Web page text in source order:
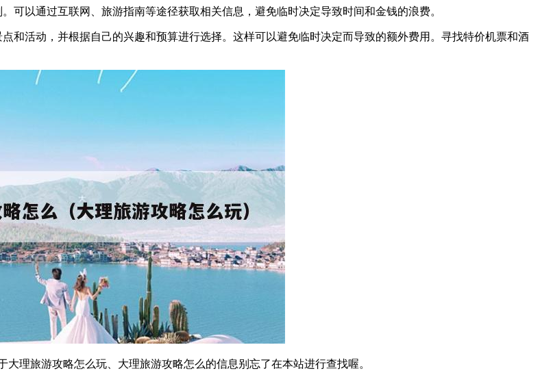
以通过互联网、旅游指南等途径获取相关信息，避免临时决定导致时间和金钱的浪费。
和活动，并根据自己的兴趣和预算进行选择。这样可以避免临时决定而导致的额外费用。寻找特价机票和酒
理旅游攻略怎么玩、大理旅游攻略怎么的信息别忘了在本站进行查找喔。